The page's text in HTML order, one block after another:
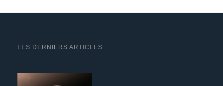
LES DERNIERS ARTICLES